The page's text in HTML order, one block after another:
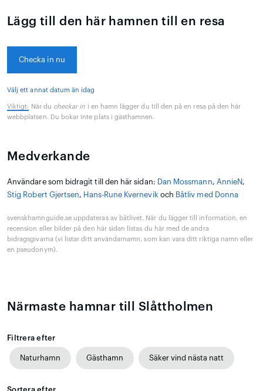
Lägg till den här hamnen till en resa
Checka in nu
Välj ett annat datum än idag
Viktigt: När du checkar in i en hamn lägger du till den på en resa på den här
webbplatsen. Du bokar inte plats i gästhamnen.
Medverkande
Användare som bidragit till den här sidan: Dan Mossmann, AnnieN,
Stig Robert Gjertsen, Hans-Rune Kvernevik och Båtliv med Donna
svenskhamnguide.se uppdateras av båtlivet. När du lägger till information, en
recension eller bilder på den här sidan listas du här med de andra
bidragsgivarna (vi listar ditt användarnamn, som kan vara ditt riktiga namn eller
en pseudonym).
Närmaste hamnar till Slåttholmen
Filtrera efter
Naturhamn Gästhamn Säker vind nästa natt
Sortera efter